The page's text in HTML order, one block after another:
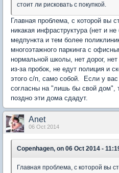
стоит ли рисковать с покупкой.
Главная проблема, с которой вы
никакая инфраструктура (нет и
медпункта и тем более
многоэтажного паркинга с
нормальной школы, нет дорог,
из-за пробок, не едут полиция и
этого с/п, само собой. Если у
согласны на "лишь бы свой дом",
поздно эти дома сдадут.
Anet
06 Oct 2014
Copenhagen, on 06 Oct 2014 -
Главная проблема, с которой вы